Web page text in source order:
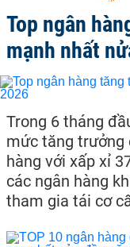
Top ngân
mạnh nhất
Trong 6 tháng
mức tăng trưởng
hàng với xấp xỉ
các ngân hàng
tham gia tái cơ